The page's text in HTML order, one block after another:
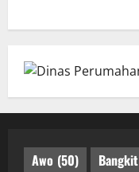
Awo (50) Bangkit